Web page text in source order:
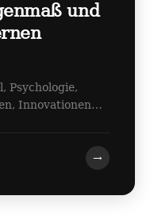
und
Psychologie,
Innovationen…
→